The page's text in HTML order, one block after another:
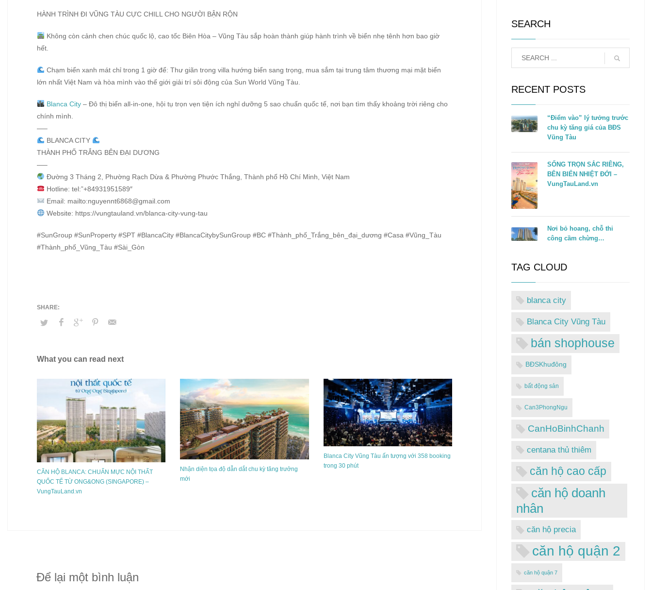
HÀNH TRÌNH ĐI VŨNG TÀU CỰC CHILL CHO NGƯỜI BẬN RỘN
Không còn cảnh chen chúc quốc lộ, cao tốc Biên Hòa – Vũng Tàu sắp hoàn thành giúp hành trình về biển nhẹ tênh hơn bao giờ
hết.
Chạm biển xanh mát chỉ trong 1 giờ để: Thư giãn trong villa hướng biển sang trọng, mua sắm tại trung tâm thương mại mặt biển
lớn nhất Việt Nam và hòa mình vào thế giới giải trí sôi động của Sun World Vũng Tàu.
Blanca City– Đô thị biển all-in-one, hội tụ trọn vẹn tiện ích nghỉ dưỡng 5 sao chuẩn quốc tế, nơi bạn tìm thấy khoảng trời riêng cho
chính mình.
—–
BLANCA CITY
THÀNH PHỐ TRẮNG BÊN ĐẠI DƯƠNG
—–
Đường 3 Tháng 2, Phường Rạch Dừa & Phường Phước Thắng, Thành phố Hồ Chí Minh, Việt Nam
Hotline: tel:”+84931951589″
Email: mailto:nguyennt6868@gmail.com
Website: https://vungtauland.vn/blanca-city-vung-tau
#SunGroup #SunProperty #SPT #BlancaCity #BlancaCitybySunGroup #BC #Thành_phố_Trắng_bên_đại_dương #Casa #Vũng_Tàu
#Thành_phố_Vũng_Tàu #Sài_Gòn
What you can read next
CĂN HỘ BLANCA: CHUẨN MỰC NỘI THẤT
QUỐC TẾ TỪ ONG&ONG (SINGAPORE) –
VungTauLand.vn
Nhận diện tọa độ dẫn dắt chu kỳ tăng trưởng
mới
Blanca City Vũng Tàu ấn tượng với 358 booking
trong 30 phút
Để lại một bình luận
SEARCH
RECENT POSTS
“Điểm vào” lý tưởng trước
chu kỳ tăng giá của BĐS
Vũng Tàu
SỐNG TRỌN SẮC RIÊNG,
BÊN BIỂN NHIỆT ĐỚI –
VungTauLand.vn
Nơi bỏ hoang, chỗ thi
công cầm chừng…
TAG CLOUD
blanca city
Blanca City Vũng Tàu
bán shophouse
BĐSKhuđông
bất động sản
Can3PhongNgu
CanHoBinhChanh
centana thủ thiêm
căn hộ cao cấp
căn hộ doanh
nhân
căn hộ precia
căn hộ quận 2
căn hộ quận 7